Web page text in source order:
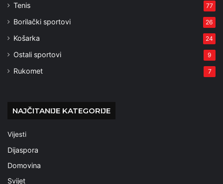
Tenis 77
Borilački sportovi 26
Košarka 24
Ostali sportovi 9
Rukomet 7
NAJČITANIJE KATEGORIJE
Vijesti
Dijaspora
Domovina
Svijet